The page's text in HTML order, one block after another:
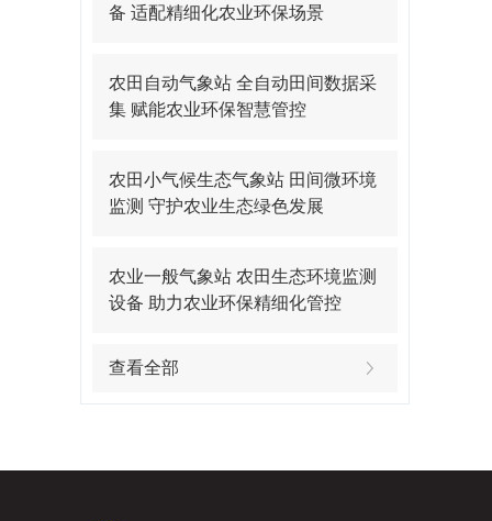
备 适配精细化农业环保场景
农田自动气象站 全自动田间数据采
集 赋能农业环保智慧管控
农田小气候生态气象站 田间微环境
监测 守护农业生态绿色发展
农业一般气象站 农田生态环境监测
设备 助力农业环保精细化管控
查看全部